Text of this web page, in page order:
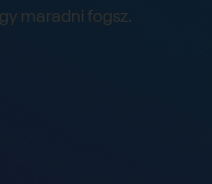
maradni fogsz.